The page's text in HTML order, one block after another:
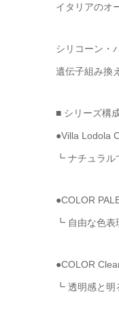
イタリアのオ
シリコーン・
遺伝子組み換
■ シリーズ構
●Villa Lodola
┗ ナチュラル
●COLOR
┗ 自由な色表
●COLOR
┗ 透明感と明